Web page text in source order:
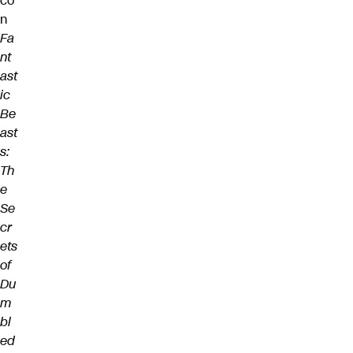
n
Fa
nt
ast
ic
Be
ast
s:
Th
e
Se
cr
ets
of
Du
m
bl
ed